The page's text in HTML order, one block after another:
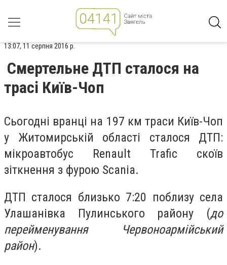
13:07, 11 серпня 2016 р.
Смертельне ДТП сталося на
трасі Київ-Чоп
Сьогодні вранці на 197 км траси Київ-Чоп
у Житомирській області сталося ДТП:
мікроавтобус Renault Trafic скоїв
зіткнення з фурою Scania.
ДТП сталося близько 7:20 поблизу села
Улашанівка Пулинського району (до
перейменування Червоноармійський
район).